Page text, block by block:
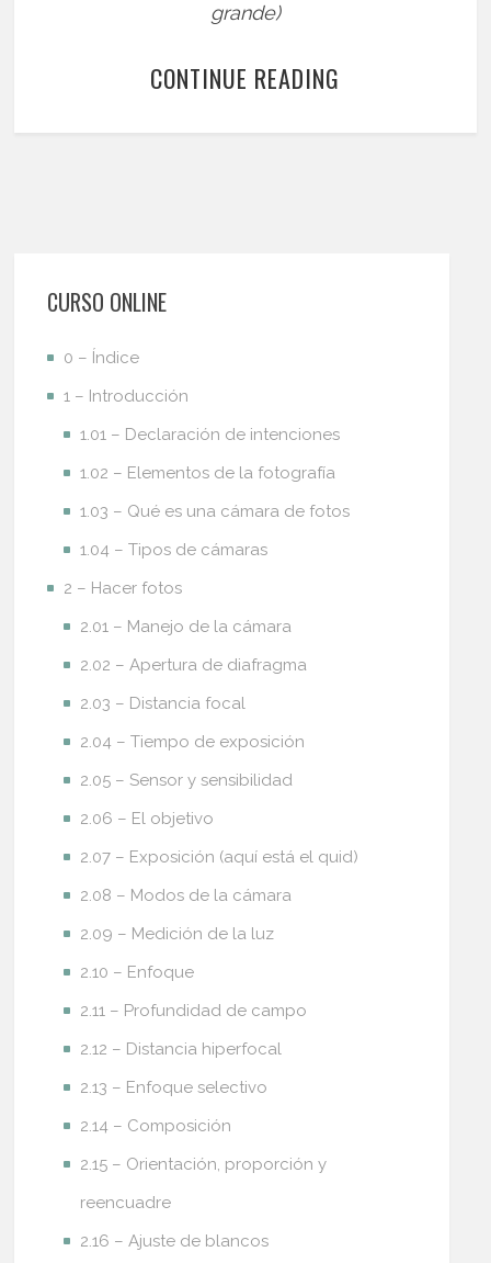
grande)
CONTINUE READING
CURSO ONLINE
0 – Índice
1 – Introducción
1.01 – Declaración de intenciones
1.02 – Elementos de la fotografía
1.03 – Qué es una cámara de fotos
1.04 – Tipos de cámaras
2 – Hacer fotos
2.01 – Manejo de la cámara
2.02 – Apertura de diafragma
2.03 – Distancia focal
2.04 – Tiempo de exposición
2.05 – Sensor y sensibilidad
2.06 – El objetivo
2.07 – Exposición (aquí está el quid)
2.08 – Modos de la cámara
2.09 – Medición de la luz
2.10 – Enfoque
2.11 – Profundidad de campo
2.12 – Distancia hiperfocal
2.13 – Enfoque selectivo
2.14 – Composición
2.15 – Orientación, proporción y
reencuadre
2.16 – Ajuste de blancos